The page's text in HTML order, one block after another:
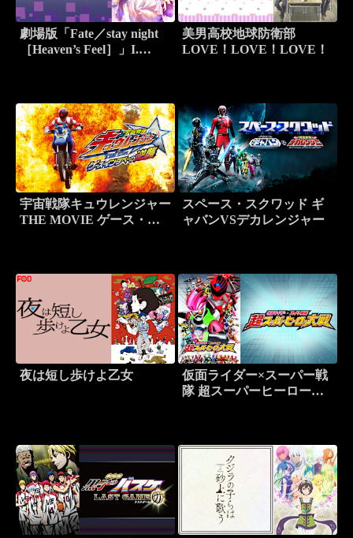
劇場版「Fate／stay night
［Heaven’s Feel］」I.
美男高校地球防衛部
LOVE！LOVE！LOVE！
宇宙戦隊キュウレンジャー
THE MOVIE ゲース・イ
スペース・スクワッド ギ
ャバンVSデカレンジャー
夜は短し歩けよ乙女
仮面ライダー×スーパー戦
隊 超スーパーヒーロー大